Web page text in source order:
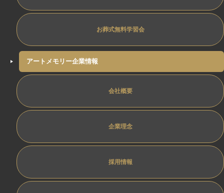
お葬式無料学習会
アートメモリー企業情報
会社概要
企業理念
採用情報